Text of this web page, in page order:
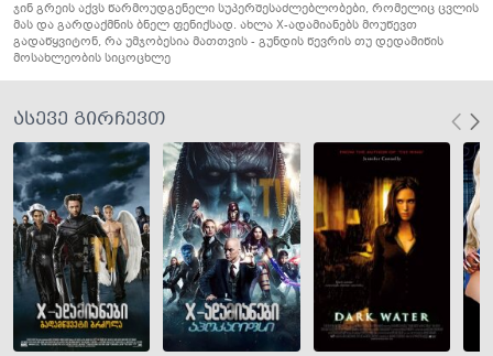
ჯინ გრეის აქვს წარმოუდგენელი სუპერშესაძლებლობები, რომელიც ცვლის
მას და გარდაქმნის ბნელ ფენიქსად. ახლა X-ადამიანებს მოუწევთ
გადაწყვიტონ, რა უმჯობესია მათთვის - გუნდის წევრის თუ დედამიწის
მოსახლეობის სიცოცხლე
ასევე გირჩევთ